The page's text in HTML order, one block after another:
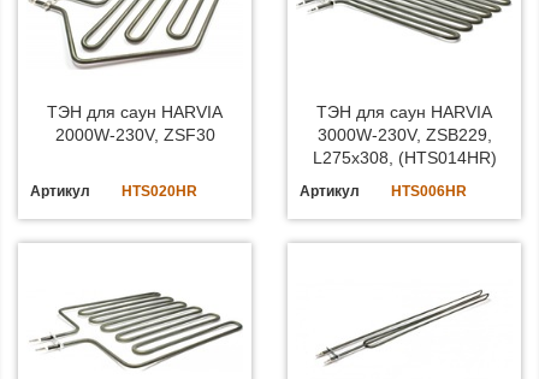
ТЭН для саун HARVIA
2000W-230V, ZSF30
Артикул HTS020HR
ТЭН для саун HARVIA
3000W-230V, ZSB229,
L275x308, (HTS014HR)
Артикул HTS006HR